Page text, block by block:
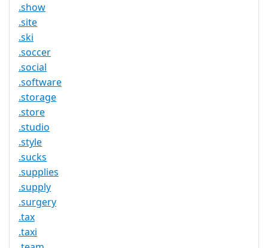
.show
.site
.ski
.soccer
.social
.software
.storage
.store
.studio
.style
.sucks
.supplies
.supply
.surgery
.tax
.taxi